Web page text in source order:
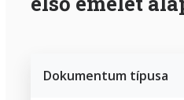
Dokumentum típusa